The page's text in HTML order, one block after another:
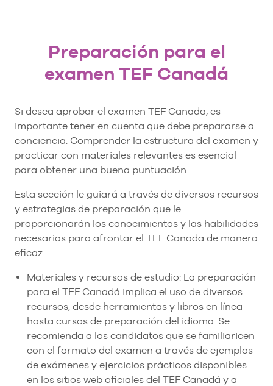
Preparación para el
examen TEF Canadá
Si desea aprobar el examen TEF Canada, es
importante tener en cuenta que debe prepararse a
conciencia. Comprender la estructura del examen y
practicar con materiales relevantes es esencial
para obtener una buena puntuación.
Esta sección le guiará a través de diversos recursos
y estrategias de preparación que le
proporcionarán los conocimientos y las habilidades
necesarias para afrontar el TEF Canada de manera
eficaz.
Materiales y recursos de estudio: La preparación
para el TEF Canadá implica el uso de diversos
recursos, desde herramientas y libros en línea
hasta cursos de preparación del idioma. Se
recomienda a los candidatos que se familiaricen
con el formato del examen a través de ejemplos
de exámenes y ejercicios prácticos disponibles
en los sitios web oficiales del TEF Canadá y a